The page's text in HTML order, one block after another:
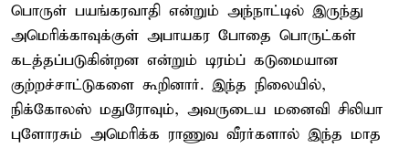
பொருள் பயங்கரவாதி என்றும் அந்நாட்டில் இருந்து
அமெரிக்காவுக்குள் அபாயகர போதை பொருட்கள்
கடத்தப்படுகின்றன என்றும் டிரம்ப் கடுமையான
குற்றச்சாட்டுகளை கூறினார். இந்த நிலையில்,
நிக்கோலஸ் மதுரோவும், அவருடைய மனைவி சிலியா
புளோரசும் அமெரிக்க ராணுவ வீரர்களால் இந்த மாத